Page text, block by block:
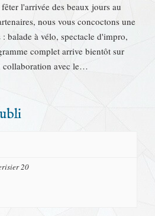
l'arrivée des beaux jours au
nous vous concoctons une
balade à vélo, spectacle d'impro,
complet arrive bientôt sur
collaboration avec le…
20